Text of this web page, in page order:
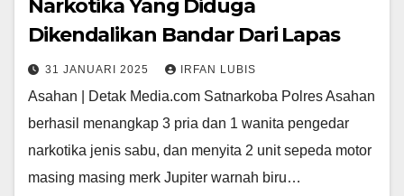
Narkotika Yang Diduga
Dikendalikan Bandar Dari Lapas
31 JANUARI 2025 IRFAN LUBIS
Asahan | Detak Media.com Satnarkoba Polres Asahan
berhasil menangkap 3 pria dan 1 wanita pengedar
narkotika jenis sabu, dan menyita 2 unit sepeda motor
masing masing merk Jupiter warnah biru…